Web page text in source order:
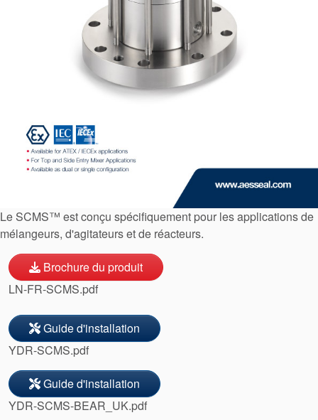
Certifications et normes
Contactez-nous
Localisations
Actualités
Durabilité
Le SCMS™ est conçu spécifiquement pour les applications de
mélangeurs, d'agitateurs et de réacteurs.
Brochure du produit
LN-FR-SCMS.pdf
Guide d'installation
YDR-SCMS.pdf
Guide d'installation
YDR-SCMS-BEAR_UK.pdf